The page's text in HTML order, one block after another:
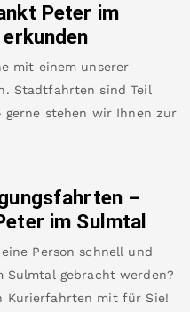
Peter im
mit einem unserer
Stadtfahrten sind Teil
gerne stehen wir Ihnen zur
–
im Sulmtal
Person schnell und
Sulmtal gebracht werden?
Kurierfahrten mit für Sie!